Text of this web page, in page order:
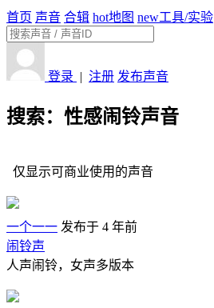
首页 声音 合辑 hot地图 new工具/实验
登录 | 注册 发布声音
搜索：性感闹铃声音
仅显示可商业使用的声音
一个一一 发布于 4 年前
闹铃声
人声闹铃，女声多版本